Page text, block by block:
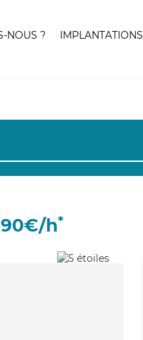
NOUS ? IMPLANTATIONS
h*